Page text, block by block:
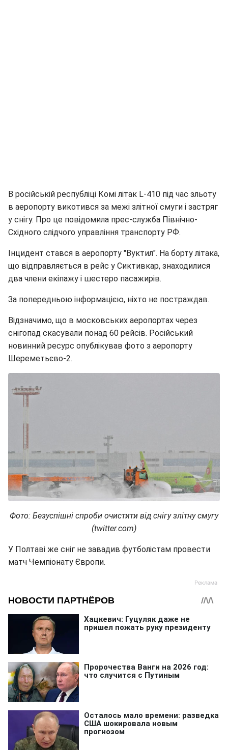
В російській республіці Комі літак L-410 під час зльоту
в аеропорту викотився за межі злітної смуги і застряг
у снігу. Про це повідомила прес-служба Північно-
Східного слідчого управління транспорту РФ.
Інцидент стався в аеропорту "Вуктил". На борту літака,
що відправляється в рейс у Сиктивкар, знаходилися
два члени екіпажу і шестеро пасажирів.
За попередньою інформацією, ніхто не постраждав.
Відзначимо, що в московських аеропортах через
снігопад скасували понад 60 рейсів. Російський
новинний ресурс опублікував фото з аеропорту
Шереметьєво-2.
Фото: Безуспішні спроби очистити від снігу злітну смугу
(twitter.com)
У Полтаві же сніг не завадив футболістам провести
матч Чемпіонату Європи.